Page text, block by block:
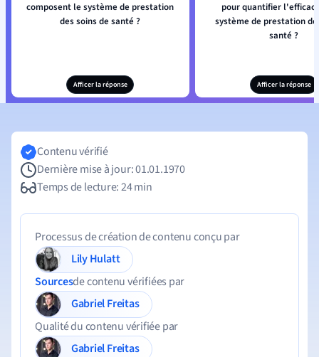
composent le système de prestation
des soins de santé ?
Afficer la réponse
pour quantifier
système de prestation de
santé ?
Afficer la réponse
Contenu vérifié
Dernière mise à jour: 01.01.1970
Temps de lecture: 24 min
Processus de création de contenu conçu par
Lily Hulatt
Sourcesde contenu vérifiées par
Gabriel Freitas
Qualité du contenu vérifiée par
Gabriel Freitas